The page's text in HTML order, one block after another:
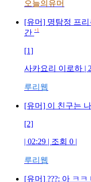
오늘의유머
[유머] 명탐정 프
간 +1
[1]
사카요리 이로하 |
루리웹
[유머] 이 친구는
[2]
| 02:29 | 조회 0 |
루리웹
[유머] ???: 아 ㅋㅋ